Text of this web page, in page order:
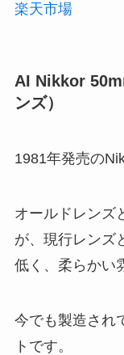
楽天市場
AI Nikkor
ンズ）
1981年発売の
オールドレンズ
が、現行レンズ
低く、柔らかい
今でも製造され
トです。